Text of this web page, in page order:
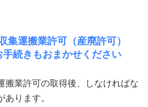
集運搬業許可（産廃許可）
続きもおまかせください
搬業許可の取得後、しなければな
あります。